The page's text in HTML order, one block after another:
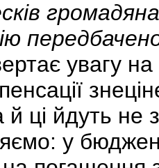
увагу на
ці йдуть не
у